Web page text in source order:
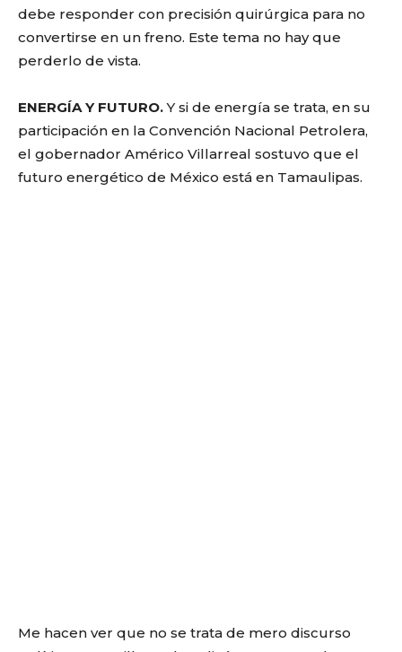
debe responder con precisión quirúrgica para no
convertirse en un freno. Este tema no hay que
perderlo de vista.
ENERGÍA Y FUTURO.Y si de energía se trata, en su
participación en la Convención Nacional Petrolera,
el gobernador Américo Villarreal sostuvo que el
futuro energético de México está en Tamaulipas.
Me hacen ver que no se trata de mero discurso